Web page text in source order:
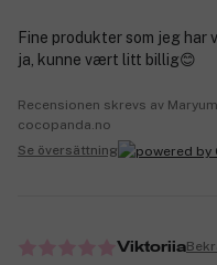
Fine produkter som jeg
ja, kunne vært litt billig😊
Recensionen skrevs av
cocopanda.no
Se översättning
Viktoriia